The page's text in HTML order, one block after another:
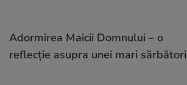
Adormirea Maicii Domnului – o
reflecție asupra unei mari sărbători